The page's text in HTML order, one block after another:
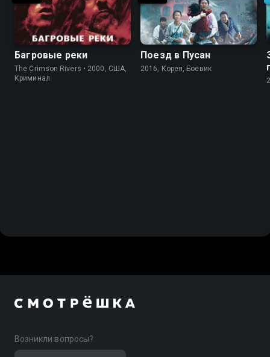
Багровые реки
The Crimson Rivers • 2000, США,
Криминал
Поезд в Пусан
2016, Корея, Боевик
Возникли вопросы?